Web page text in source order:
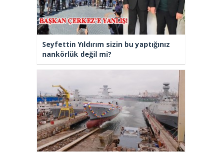
Seyfettin Yıldırım sizin bu yaptığınız
nankörlük değil mi?